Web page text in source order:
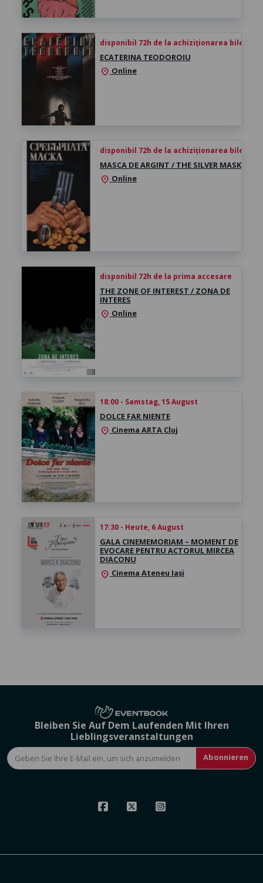
disponibil 72h de la achiziționarea biletului
ECATERINA TEODOROIU
location_on Online
disponibil 72h de la achiziționarea biletului
MASCA DE ARGINT / THE SILVER MASK
location_on Online
disponibil 72h de la prima accesare
THE ZONE OF INTEREST / ZONA DE
INTERES
location_on Online
18:00 - Samstag, 15 August
DOLCE FAR NIENTE
location_on Cinema ARTA Cluj
17:30 - Heute, 6 August
GALA CINEMEMORIAM – MOMENT DE
EVOCARE PENTRU ACTORUL MIRCEA
DIACONU
location_on Cinema Ateneu Iași
Bleiben Sie Auf Dem Laufenden Mit Ihren
Lieblingsveranstaltungen
Abonnieren